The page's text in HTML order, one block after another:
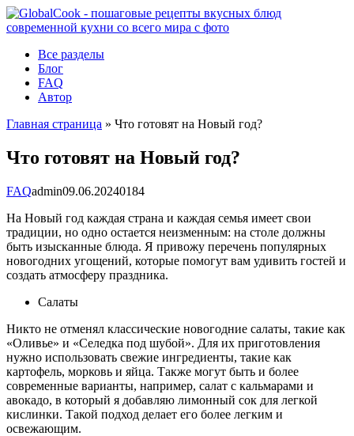
Перейти
к
Все разделы
Блог
FAQ
Автор
Главная страница » Что готовят на Новый год?
Что готовят на Новый год?
FAQadmin09.06.20240184
На Новый год каждая страна и каждая семья имеет свои
традиции, но одно остается неизменным: на столе должны
быть изысканные блюда. Я привожу перечень популярных
новогодних угощений, которые помогут вам удивить гостей и
создать атмосферу праздника.
Салаты
Никто не отменял классические новогодние салаты, такие как
«Оливье» и «Селедка под шубой». Для их приготовления
нужно использовать свежие ингредиенты, такие как
картофель, морковь и яйца. Также могут быть и более
современные варианты, например, салат с кальмарами и
авокадо, в который я добавляю лимонный сок для легкой
кислинки. Такой подход делает его более легким и
освежающим.